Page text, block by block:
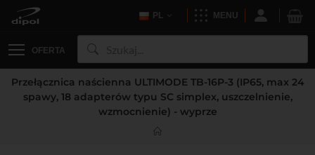
PL MENU
OFERTA
Przełącznica naścienna ULTIMODE TB-16P-3 (IP65, max 24
spawy, 18 adapterów typu SC simplex, uszczelnienie,
wzmocnienie) - wyprze